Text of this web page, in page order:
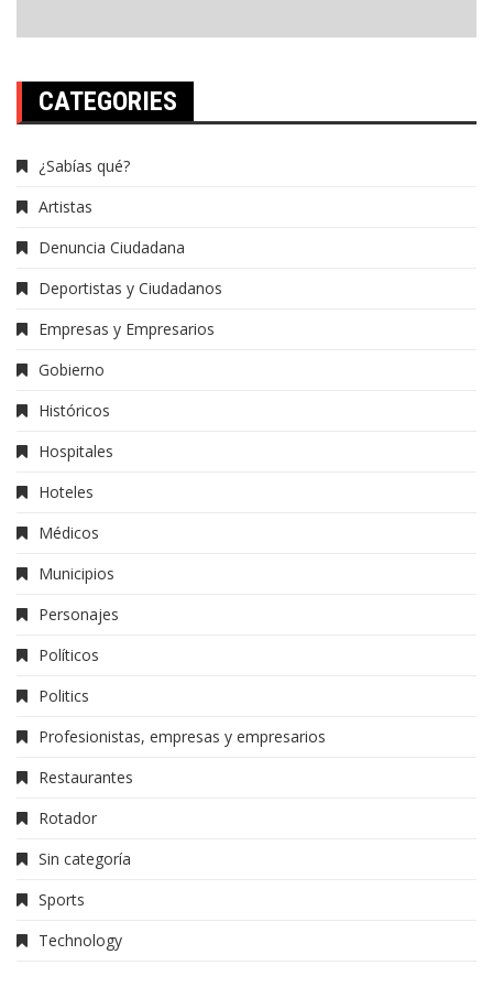
CATEGORIES
¿Sabías qué?
Artistas
Denuncia Ciudadana
Deportistas y Ciudadanos
Empresas y Empresarios
Gobierno
Históricos
Hospitales
Hoteles
Médicos
Municipios
Personajes
Políticos
Politics
Profesionistas, empresas y empresarios
Restaurantes
Rotador
Sin categoría
Sports
Technology